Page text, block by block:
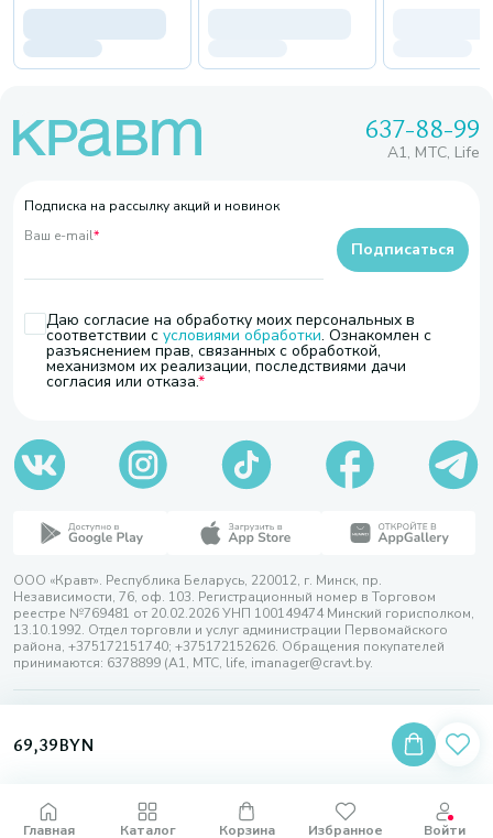
69,39BYN
637-88-99
A1, МТС, Life
Подписка на рассылку акций и новинок
Ваш e-mail*
Даю согласие на обработку моих персональных в
соответствии с условиями обработки. Ознакомлен с
разъяснением прав, связанных с обработкой,
механизмом их реализации, последствиями дачи
согласия или отказа.
Подписаться
ООО «Кравт». Республика Беларусь, 220012, г. Минск, пр.
Независимости, 76, оф. 103. Регистрационный номер в Торговом
реестре №769481 от 20.02.2026 УНП 100149474 Минский горисполком,
13.10.1992. Отдел торговли и услуг администрации Первомайского
района, +375172151740; +375172152626. Обращения покупателей
принимаются: 6378899 (А1, МТС, life, imanager@cravt.by.
Разработка сайта — SLAM
Выбор настроек Cookie
Главная Каталог Корзина Избранное Войти